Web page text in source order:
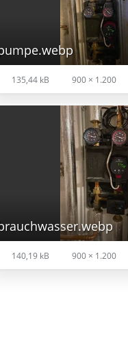
135,44 kB 900 × 1.200
140,19 kB 900 × 1.200